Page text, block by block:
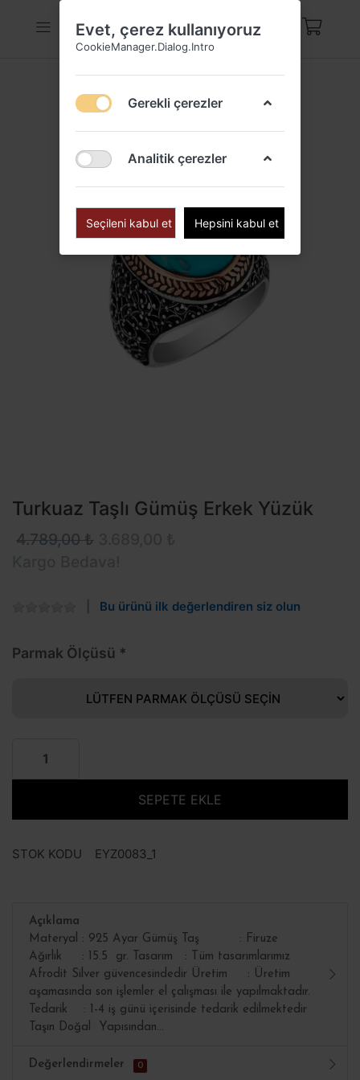
Turkuaz Taşlı Gümüş Erkek Yüzük
4.789,00 ₺
Bu ürünü ilk değerlendiren siz olun
Parmak Ölçüsü
SEPETE EKLE
STOK KODU EYZ0083_1
Açıklama
Materyal : 925 Ayar Gümüş Taş : Firuze
Ağırlık : 15.5 gr. Tasarım : Tüm tasarımlarımız
Afrodit Silver güvencesindedir Üretim : Üretim
aşamasında son işlemler el çalışması ile yapılmaktadır.
Tedarik : 1-4 iş günü içerisinde tedarik edilmektedir
Taşın Doğal Yapısından...
Değerlendirmeler 0
Evet, çerez kullanıyoruz
CookieManager.Dialog.Intro
Gerekli çerezler
Analitik çerezler
Seçileni kabul et Hepsini kabul et